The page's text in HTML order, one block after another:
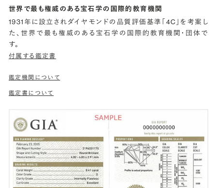
世界で最も権威のある宝石学の国際的教育機関
1931年に設立されダイヤモンドの品質評価基準「4C」を考案し
た、世界で最も権威のある宝石学の国際的教育機関・団体で
す。
付属する鑑定書
鑑定機関について
鑑定書について